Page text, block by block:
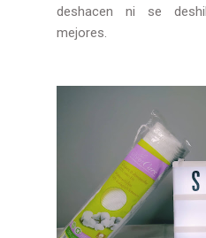
deshacen ni se
mejores.